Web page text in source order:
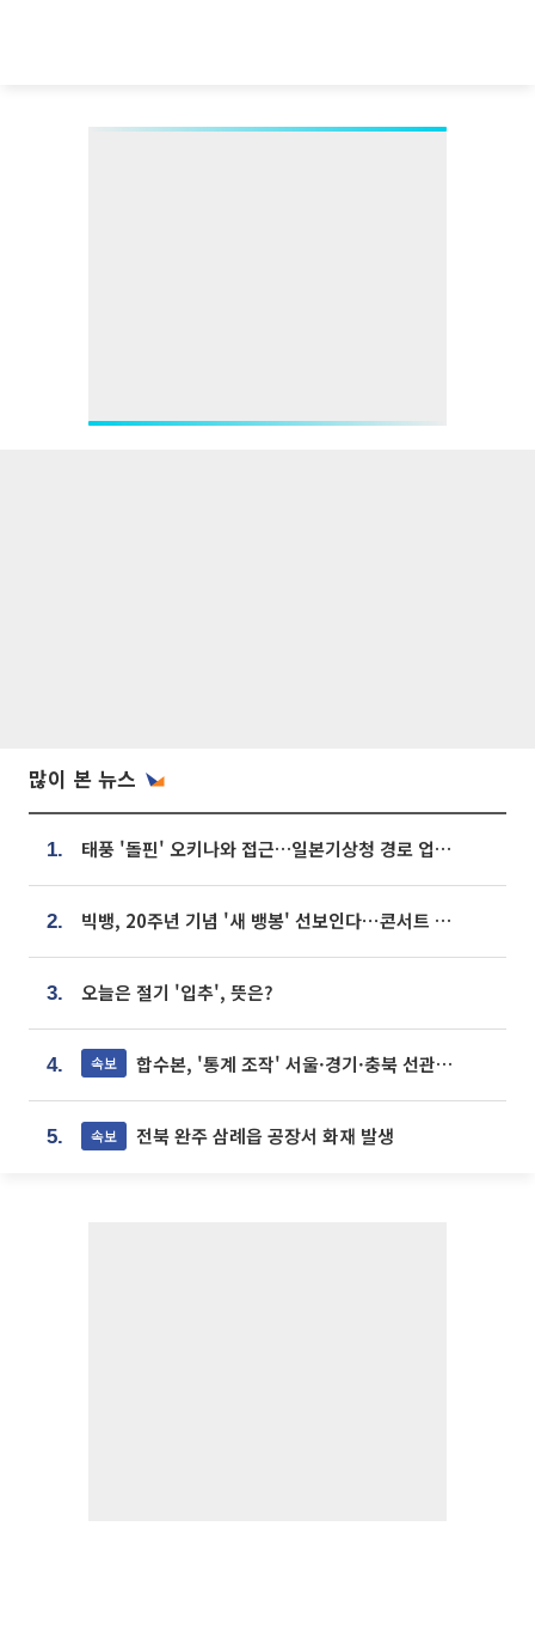
많이 본 뉴스
1. 태풍 '돌핀' 오키나와 접근…일본기상청 경로 업데이트
2. 빅뱅, 20주년 기념 '새 뱅봉' 선보인다⋯콘서트 앞두고 팝업 개최
3. 오늘은 절기 '입추', 뜻은?
4. 속보 합수본, '통계 조작' 서울·경기·충북 선관위 등 추가 압수수색
5. 속보 전북 완주 삼례읍 공장서 화재 발생